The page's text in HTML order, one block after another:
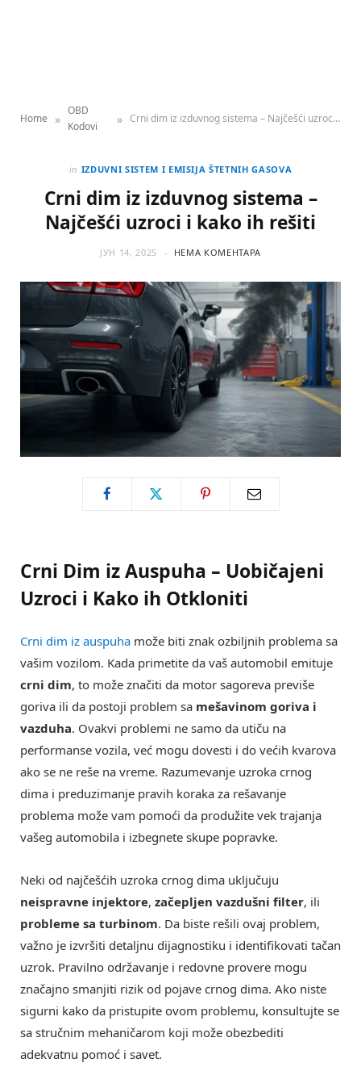
Home »
OBD
Kodovi
» Crni dim iz izduvnog sistema – Najčešći uzroci i kako ih rešiti
in IZDUVNI SISTEM I EMISIJA ŠTETNIH GASOVA
Crni dim iz izduvnog sistema –
Najčešći uzroci i kako ih rešiti
ЈУН 14, 2025 НЕМА КОМЕНТАРА
Crni Dim iz Auspuha – Uobičajeni
Uzroci i Kako ih Otkloniti
Crni dim iz auspuha može biti znak ozbiljnih problema sa
vašim vozilom. Kada primetite da vaš automobil emituje
crni dim, to može značiti da motor sagoreva previše
goriva ili da postoji problem sa mešavinom goriva i
vazduha. Ovakvi problemi ne samo da utiču na
performanse vozila, već mogu dovesti i do većih kvarova
ako se ne reše na vreme. Razumevanje uzroka crnog
dima i preduzimanje pravih koraka za rešavanje
problema može vam pomoći da produžite vek trajanja
vašeg automobila i izbegnete skupe popravke.
Neki od najčešćih uzroka crnog dima uključuju
neispravne injektore, začepljen vazdušni filter, ili
probleme sa turbinom. Da biste rešili ovaj problem,
važno je izvršiti detaljnu dijagnostiku i identifikovati tačan
uzrok. Pravilno održavanje i redovne provere mogu
značajno smanjiti rizik od pojave crnog dima. Ako niste
sigurni kako da pristupite ovom problemu, konsultujte se
sa stručnim mehaničarom koji može obezbediti
adekvatnu pomoć i savet.